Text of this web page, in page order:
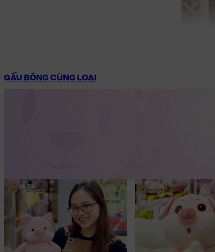
GẤU BÔNG CÙNG LOẠI